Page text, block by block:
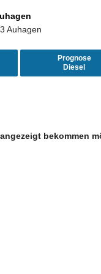
Auhagen
Prognose
Diesel
bekommen